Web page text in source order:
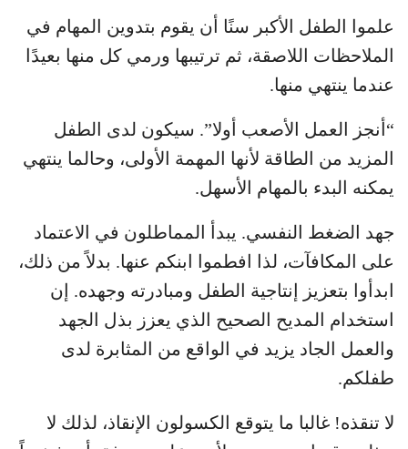
علموا الطفل الأكبر سنًا أن يقوم بتدوين المهام في
الملاحظات اللاصقة، ثم ترتيبها ورمي كل منها بعيدًا
عندما ينتهي منها.
“أنجز العمل الأصعب أولا”. سيكون لدى الطفل
المزيد من الطاقة لأنها المهمة الأولى، وحالما ينتهي
يمكنه البدء بالمهام الأسهل.
جهد الضغط النفسي. يبدأ المماطلون في الاعتماد
على المكافآت، لذا افطموا ابنكم عنها. بدلاً من ذلك،
ابدأوا بتعزيز إنتاجية الطفل ومبادرته وجهده. إن
استخدام المديح الصحيح الذي يعزز بذل الجهد
والعمل الجاد يزيد في الواقع من المثابرة لدى
طفلكم.
لا تنقذه! غالبا ما يتوقع الكسولون الإنقاذ، لذلك لا